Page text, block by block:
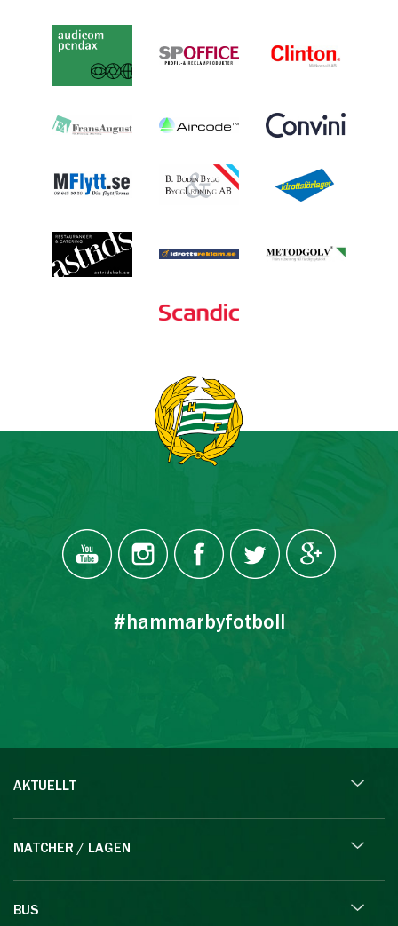
#hammarbyfotboll
AKTUELLT
MATCHER / LAGEN
BUS